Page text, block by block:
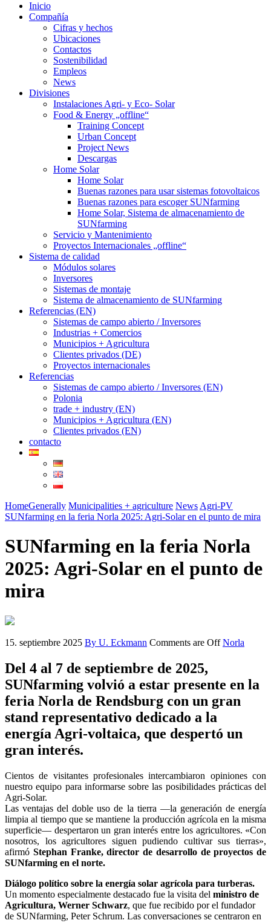
Inicio
Compañía
Cifras y hechos
Ubicaciones
Contactos
Sostenibilidad
Empleos
News
Divisiones
Instalaciones Agri- y Eco- Solar
Food & Energy „offline“
Training Concept
Urban Concept
Project News
Descargas
Home Solar
Home Solar
Buenas razones para usar sistemas fotovoltaicos
Buenas razones para escoger SUNfarming
Home Solar, Sistema de almacenamiento de
SUNfarming
Servicio y Mantenimiento
Proyectos Internacionales „offline“
Sistema de calidad
Módulos solares
Inversores
Sistemas de montaje
Sistema de almacenamiento de SUNfarming
Referencias (EN)
Sistemas de campo abierto / Inversores
Industrias + Comercios
Municipios + Agricultura
Clientes privados (DE)
Proyectos internacionales
Referencias
Sistemas de campo abierto / Inversores (EN)
Polonia
trade + industry (EN)
Municipios + Agricultura (EN)
Clientes privados (EN)
contacto
HomeGenerally Municipalities + agriculture News Agri-PV
SUNfarming en la feria Norla 2025: Agri-Solar en el punto de mira
SUNfarming en la feria Norla
2025: Agri-Solar en el punto de
mira
15. septiembre 2025 By U. Eckmann Comments are Off Norla
Del 4 al 7 de septiembre de 2025,
SUNfarming volvió a estar presente en la
feria Norla de Rendsburg con un gran
stand representativo dedicado a la
energía Agri-voltaica, que despertó un
gran interés.
Cientos de visitantes profesionales intercambiaron opiniones con
nuestro equipo para informarse sobre las posibilidades prácticas del
Agri-Solar.
Las ventajas del doble uso de la tierra —la generación de energía
limpia al tiempo que se mantiene la producción agrícola en la misma
superficie— despertaron un gran interés entre los agricultores. «Con
nosotros, los agricultores siguen pudiendo cultivar sus tierras»,
afirmó Stephan Franke, director de desarrollo de proyectos de
SUNfarming en el norte.
Diálogo político sobre la energía solar agrícola para turberas.
Un momento especialmente destacado fue la visita del ministro de
Agricultura, Werner Schwarz, que fue recibido por el fundador
de SUNfarming, Peter Schrum. Las conversaciones se centraron en